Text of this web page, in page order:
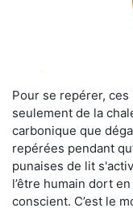
Pour se repérer,
seulement de la
carbonique que
repérées pendant
punaises de lit
l’être humain dort
conscient. C’est le